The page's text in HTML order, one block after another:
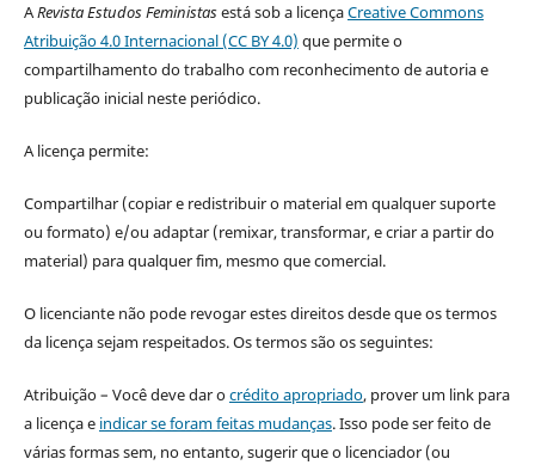
ARevista Estudos Feministasestá sob a licençaCreative Commons
Atribuição 4.0 Internacional (CC BY 4.0) que permite o
compartilhamento do trabalho com reconhecimento de autoria e
publicação inicial neste periódico.
A licença permite:
Compartilhar (copiar e redistribuir o material em qualquer suporte
ou formato) e/ou adaptar (remixar, transformar, e criar a partir do
material) para qualquer fim, mesmo que comercial.
O licenciante não pode revogar estes direitos desde que os termos
da licença sejam respeitados. Os termos são os seguintes:
Atribuição – Você deve dar ocrédito apropriado, prover um link para
a licença e indicar se foram feitas mudanças. Isso pode ser feito de
várias formas sem, no entanto, sugerir que o licenciador (ou